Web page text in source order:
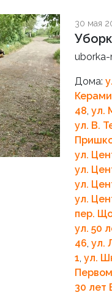
30 мая
Дома:
48, ул.
ул. В.
ул.
ул.
ул.
ул.
пер.
ул. 50
46, ул.
1, ул.
30 лет